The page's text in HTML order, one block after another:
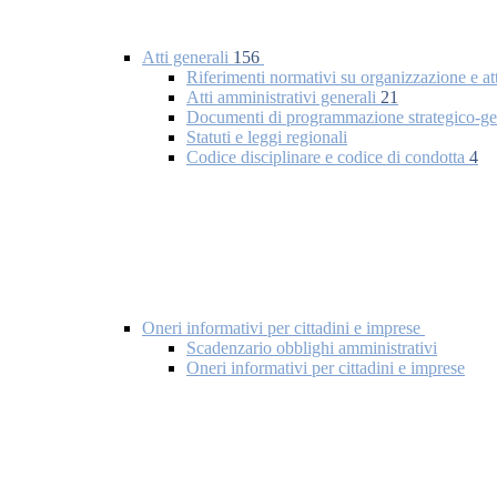
Atti generali 156
Riferimenti normativi su organizzazione e
Atti amministrativi generali 21
Documenti di programmazione strategico-
Statuti e leggi regionali
Codice disciplinare e codice di condotta 4
Oneri informativi per cittadini e imprese
Scadenzario obblighi amministrativi
Oneri informativi per cittadini e imprese